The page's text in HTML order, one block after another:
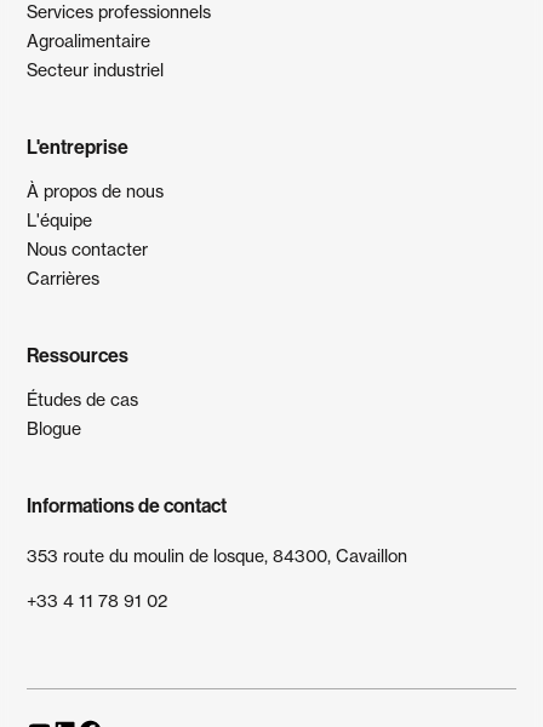
Services professionnels
Agroalimentaire
Secteur industriel
L'entreprise
À propos de nous
L'équipe
Nous contacter
Carrières
Ressources
Études de cas
Blogue
Informations de contact
353 route du moulin de losque, 84300, Cavaillon
+33 4 11 78 91 02